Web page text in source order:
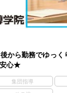
後から勤務でゆっ
安心★
集団指導